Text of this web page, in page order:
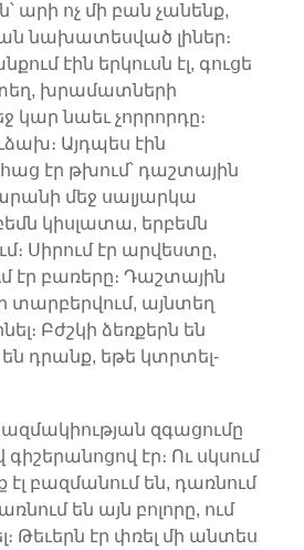
արի ոչ մի բան չանենք,
նախատեսված լիներ։
էին երկուսն էլ, գուցե
տեղ, խրամատների
կար նաեւ չորրորդը։
Այդպես էին
հաց էր թխում՝ դաշտային
մեջ սալյարկա
կիսլատա, երբեմն
Սիրում էր արվեստը,
էր բառերը։ Դաշտային
տարբերվում, այնտեղ
Բժշկի ձեռքերն են
են դրանք, եթե կտրտել-
զգացումը
գիշերանոցով էր։ Ու սկսում
էլ բազմանում են, դառնում
են այն բոլորը, ում
Թեւերն էր փռել մի անտես